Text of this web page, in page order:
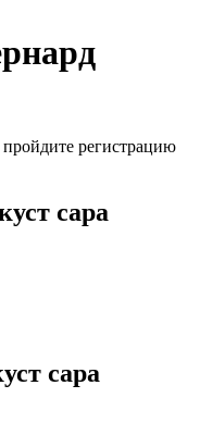
регистрацию
сара
сара